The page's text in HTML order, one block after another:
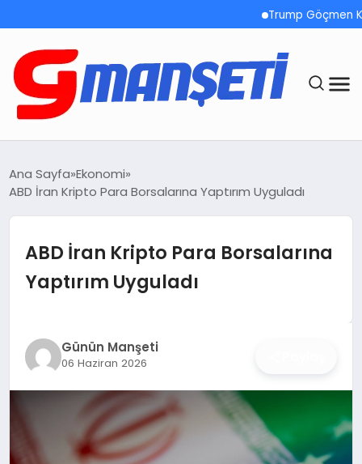
Trump Göçmen
DEMOLAR
MEGA MENÜ
TEKNOLOJI
İŞ DÜNYASI
TEKNOLOJI
Ana Sayfa Ekonomi
ABD İran Kripto Para Borsalarına Yaptırım Uyguladı
ABD İran Kripto Para Borsalarına
Yaptırım Uyguladı
Günün Manşeti
06 Haziran 2026